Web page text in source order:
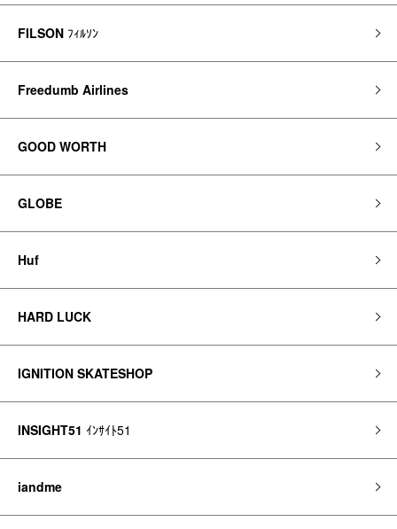
FILSON ﾌｨﾙｿﾝ
Freedumb Airlines
GOOD WORTH
GLOBE
Huf
HARD LUCK
IGNITION SKATESHOP
INSIGHT51 ｲﾝｻｲﾄ51
iandme